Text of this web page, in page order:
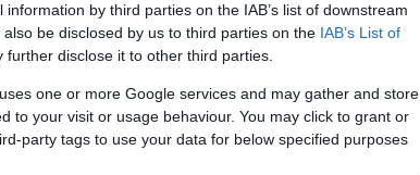
by third parties on the IAB’s list of downstream
be disclosed by us to third parties on the IAB’s List of
further disclose it to other third parties.
one or more Google services and may gather and store
to your visit or usage behaviour. You may click to grant or
party tags to use your data for below specified purposes